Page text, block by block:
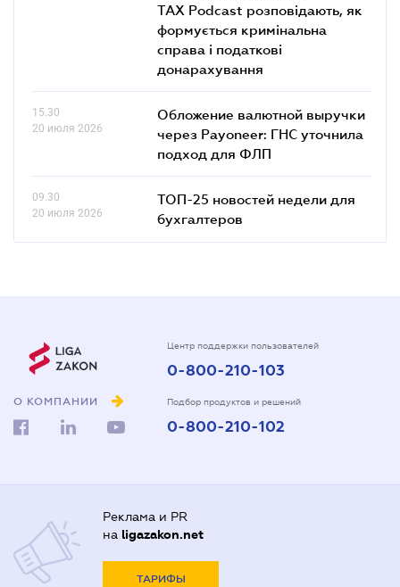
TAX Podcast розповідають, як
формується кримінальна
справа і податкові
донарахування
15.30
20 июля 2026
Обложение валютной выручки
через Payoneer: ГНС уточнила
подход для ФЛП
09.30
20 июля 2026
ТОП-25 новостей недели для
бухгалтеров
О КОМПАНИИ
Центр поддержки пользователей
0-800-210-103
Подбор продуктов и решений
0-800-210-102
Реклама и PR
на ligazakon.net
ТАРИФЫ